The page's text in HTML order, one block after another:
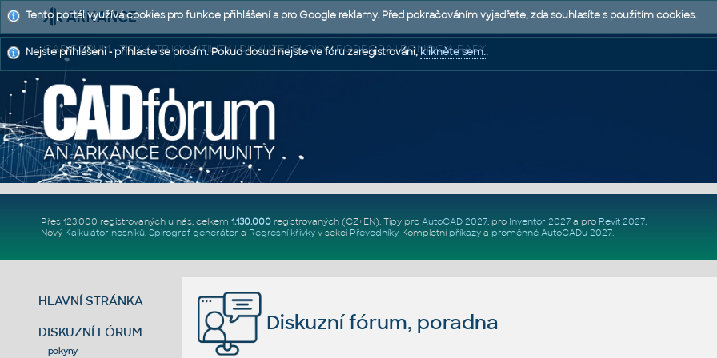
CAD FÓRUM - TIPY A TRIKY | UTILITY | DISKUZE | BLOKY | PODPORA | POMOC A RADY
Přes 123.000 registrovaných u nás, celkem 1.130.000registrovaných (CZ+EN). Tipy pro AutoCAD 2027, pro Inventor 2027a pro Revit 2027.
Nový Kalkulátor nosníků, Spirograf generátor a Regresní křivkyv sekci Převodníky. Kompletní příkazya proměnné AutoCADu 2027.
HLAVNÍ STRÁNKA
DISKUZNÍ FÓRUM
pokyny
Diskuzní fórum, poradna
Tento portál využívá cookies pro funkce přihlášení a pro Google reklamy. Před pokračováním vyjadřete, zda souhlasíte s použitím cookies.
Nejste přihlášeni - přihlaste se prosím. Pokud dosud nejste ve fóru zaregistrováni,klikněte sem..